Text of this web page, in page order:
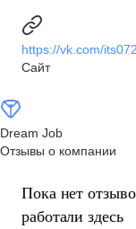
https://vk.com/its072
Сайт
Dream Job
Отзывы о компании
Пока нет
работали здесь